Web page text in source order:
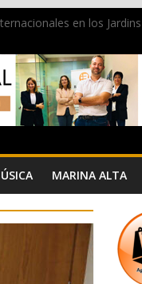
en los
de la ciudad
a la Capitanía Cristiana
MARINA ALTA